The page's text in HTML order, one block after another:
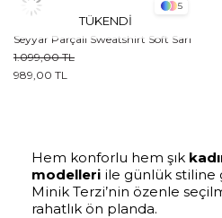
TÜKENDI
5
Seyyar Parçalı Sweatshirt Soft Sarı
989,00 TL
1.099,00 TL
Hem konforlu hem şık
modelleri ile günlük stiline
Minik Terzi’nin özenle
rahatlık ön planda.